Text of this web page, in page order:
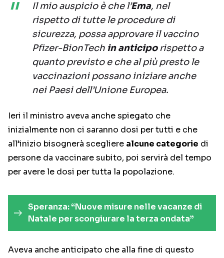
Il mio auspicio è che l’Ema, nel
rispetto di tutte le procedure di
sicurezza, possa approvare il vaccino
Pfizer-BionTech in anticiporispetto a
quanto previsto e che al più presto le
vaccinazioni possano iniziare anche
nei Paesi dell’Unione Europea.
Ieri il ministro aveva anche spiegato che
inizialmente non ci saranno dosi per tutti e che
all’inizio bisognerà scegliere alcune categorie di
persone da vaccinare subito, poi servirà del tempo
per avere le dosi per tutta la popolazione.
Speranza: “Nuove misure nelle vacanze di
Natale per scongiurare la terza ondata”
Aveva anche anticipato che alla fine di questo